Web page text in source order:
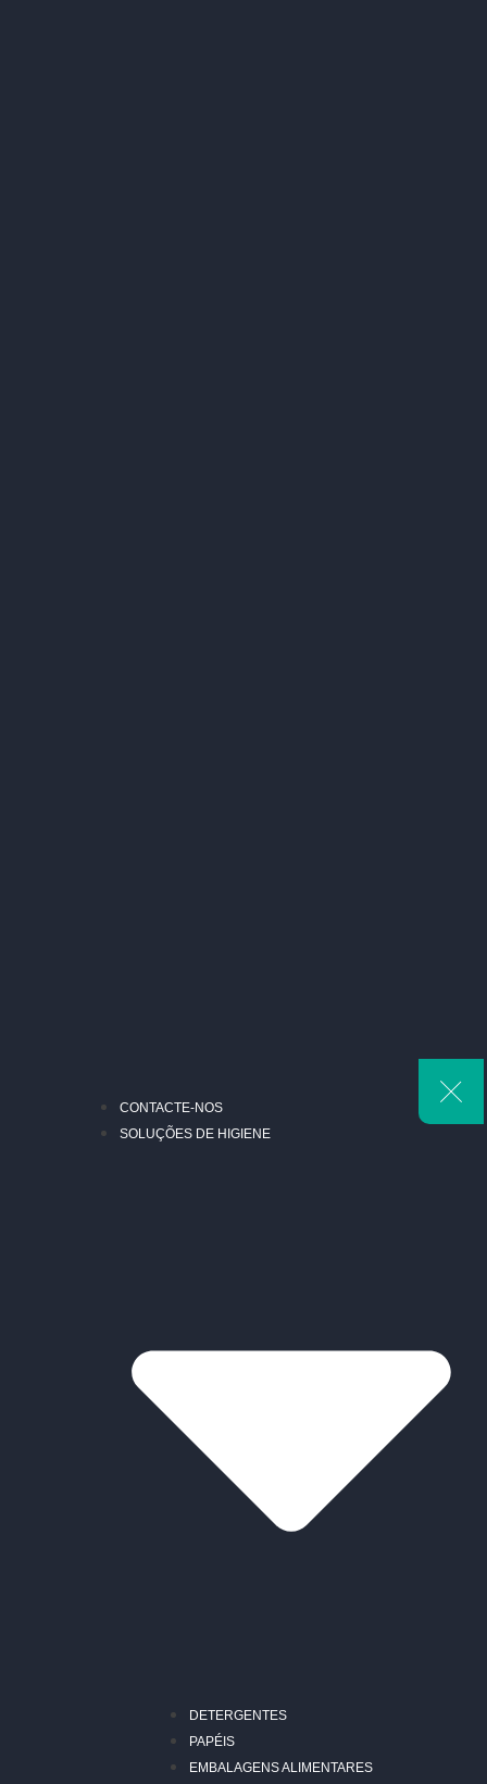
CONTACTE-NOS
SOLUÇÕES DE HIGIENE
DETERGENTES
PAPÉIS
EMBALAGENS ALIMENTARES